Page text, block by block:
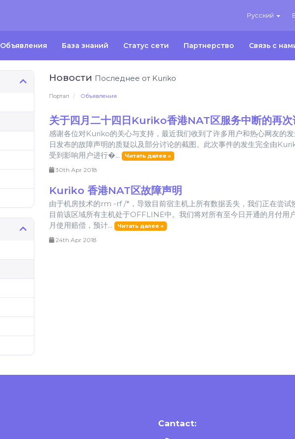
Русский
Объявления База знаний Статус сети Партнерство Связь с
Новости Последнее от Kuriko
Портал Объявления
关于四月二十四日Kuriko香港NAT区服务中断的再次
感谢各位对Kuriko的关心与支持，最近我们收到了许多用户和热心网友的
日发布的故障声明的质疑以及部分讨论的截图。此次事件的发生完全由
受到影响用户进行�...
Читать далее »
30th Apr 2018
Kuriko 香港NAT区故障声明
由于机房技术的rm -rf /*，导致目前宿主机上所有数据丢失，我们正在尝试
目前该区域所有主机处于OFFLINE中。我们将对所有至今日开通的月付用
月使用赔偿，预计...
Читать далее »
24th Apr 2018
Cantact: